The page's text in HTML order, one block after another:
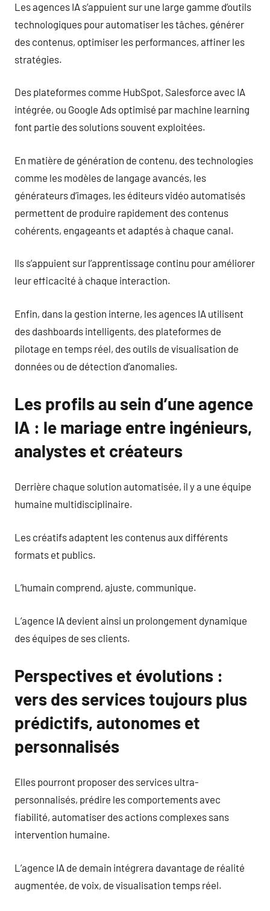
Les agences IA s’appuient sur une large gamme d’outils
technologiques pour automatiser les tâches, générer
des contenus, optimiser les performances, affiner les
stratégies.
Des plateformes comme HubSpot, Salesforce avec IA
intégrée, ou Google Ads optimisé par machine learning
font partie des solutions souvent exploitées.
En matière de génération de contenu, des technologies
comme les modèles de langage avancés, les
générateurs d’images, les éditeurs vidéo automatisés
permettent de produire rapidement des contenus
cohérents, engageants et adaptés à chaque canal.
Ils s’appuient sur l’apprentissage continu pour améliorer
leur efficacité à chaque interaction.
Enfin, dans la gestion interne, les agences IA utilisent
des dashboards intelligents, des plateformes de
pilotage en temps réel, des outils de visualisation de
données ou de détection d’anomalies.
Les profils au sein d’une agence
IA : le mariage entre ingénieurs,
analystes et créateurs
Derrière chaque solution automatisée, il y a une équipe
humaine multidisciplinaire.
Les créatifs adaptent les contenus aux différents
formats et publics.
L’humain comprend, ajuste, communique.
L’agence IA devient ainsi un prolongement dynamique
des équipes de ses clients.
Perspectives et évolutions :
vers des services toujours plus
prédictifs, autonomes et
personnalisés
Elles pourront proposer des services ultra-
personnalisés, prédire les comportements avec
fiabilité, automatiser des actions complexes sans
intervention humaine.
L’agence IA de demain intégrera davantage de réalité
augmentée, de voix, de visualisation temps réel.